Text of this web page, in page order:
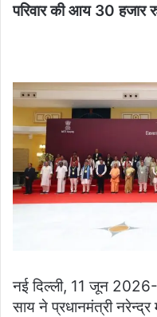
परिवार की आय 30 हजार
नई दिल्ली, 11 जून 2026-
साय ने प्रधानमंत्री नरेन्द्र